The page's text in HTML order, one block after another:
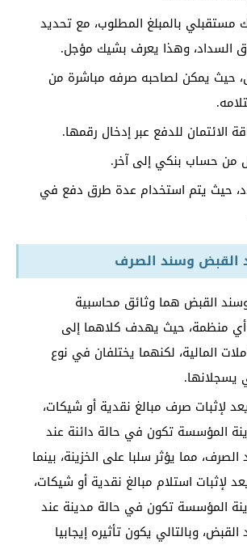
مستقبلي بالمبلغ المطلوب، مع تحديد
السداد، وهذا يعرف بشيك مؤجل.
يمكن لصاحبه صرفه مباشرة من
الائتمان للدفع عبر إدخال رقمها.
من حساب بنكي إلى آخر.
حيث يتم استخدام عدة طرق دفع في
القبض وسند الصرف
القبض هما وثائق محاسبية
منظمة، حيث يهدف كلاهما إلى
المالية، لكنهما يختلفان في نوع
يسجلانها.
لإثبات صرف مبالغ نقدية أو شيكات،
المؤسسة تكون في حالة دائنة عند
مما يؤثر سلبا على الخزينة، بينما
لإثبات استلام مبالغ نقدية أو شيكات،
المؤسسة تكون في حالة مدينة عند
وبالتالي يكون تأثيره إيجابيا